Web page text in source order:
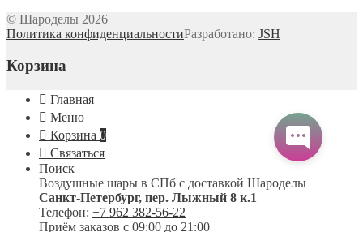
© Шароделы 2026
Политика конфиденциальностиРазработано: JSH
Корзина
Главная
Меню
Корзина 0
Связаться
Поиск
Воздушные шары в СПб с доставкой Шароделы
Санкт-Петербург, пер. Лыжный 8 к.1
Телефон: +7 962 382-56-22
Приём заказов с 09:00 до 21:00